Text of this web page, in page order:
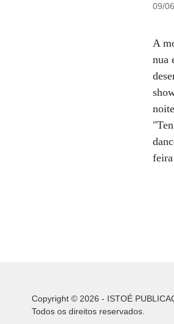
09/
A
nua
Copyright © 2026 - ISTOÉ
Todos os direitos reservados.